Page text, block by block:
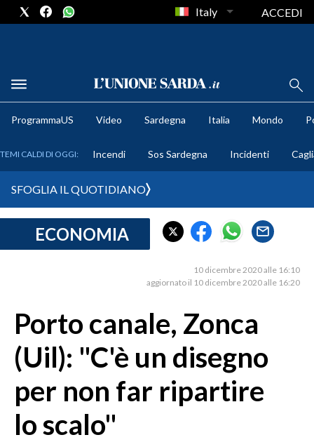
METEO
CRONACA SARDEGNA
MEDIO CAMPIDANO
SASSARI E PROVINCIA
NUORO E PROVINCIA
OGLIASTRA
Italy ACCEDI
ProgrammaUS Video Sardegna Italia Mondo
TEMI CALDI DI OGGI: Incendi Sos Sardegna Incidenti
SFOGLIA IL QUOTIDIANO
ECONOMIA
10 dicembre 2020 alle 16:10
aggiornato il 10 dicembre 2020 alle 16:20
Porto canale, Zonca
(Uil): "C'è un disegno
per non far ripartire
lo scalo"